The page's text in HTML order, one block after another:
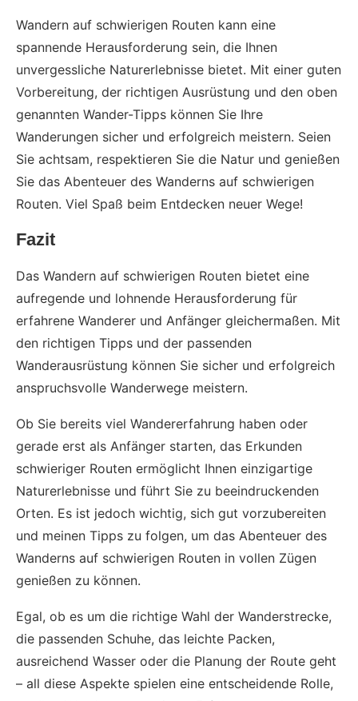
Wandern auf schwierigen Routen kann eine
spannende Herausforderung sein, die Ihnen
unvergessliche Naturerlebnisse bietet. Mit einer guten
Vorbereitung, der richtigen Ausrüstung und den oben
genannten Wander-Tipps können Sie Ihre
Wanderungen sicher und erfolgreich meistern. Seien
Sie achtsam, respektieren Sie die Natur und genießen
Sie das Abenteuer des Wanderns auf schwierigen
Routen. Viel Spaß beim Entdecken neuer Wege!
Fazit
Das Wandern auf schwierigen Routen bietet eine
aufregende und lohnende Herausforderung für
erfahrene Wanderer und Anfänger gleichermaßen. Mit
den richtigen Tipps und der passenden
Wanderausrüstung können Sie sicher und erfolgreich
anspruchsvolle Wanderwege meistern.
Ob Sie bereits viel Wandererfahrung haben oder
gerade erst als Anfänger starten, das Erkunden
schwieriger Routen ermöglicht Ihnen einzigartige
Naturerlebnisse und führt Sie zu beeindruckenden
Orten. Es ist jedoch wichtig, sich gut vorzubereiten
und meinen Tipps zu folgen, um das Abenteuer des
Wanderns auf schwierigen Routen in vollen Zügen
genießen zu können.
Egal, ob es um die richtige Wahl der Wanderstrecke,
die passenden Schuhe, das leichte Packen,
ausreichend Wasser oder die Planung der Route geht
– all diese Aspekte spielen eine entscheidende Rolle,